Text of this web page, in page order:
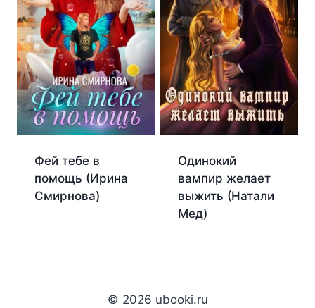
Фей тебе в
помощь (Ирина
Смирнова)
Одинокий
вампир желает
выжить (Натали
Мед)
© 2026 ubooki.ru